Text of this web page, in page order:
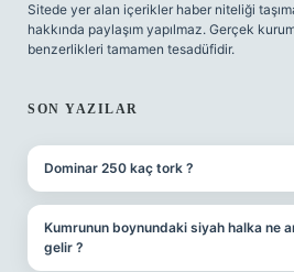
Sitede yer alan içerikler haber niteliği
hakkında paylaşım yapılmaz. Gerçek
benzerlikleri tamamen tesadüfidir.
SON YAZILAR
Dominar 250 kaç tork ?
Kumrunun boynundaki siyah halka ne
gelir ?